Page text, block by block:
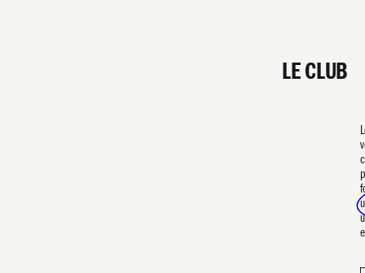
LE CLUB